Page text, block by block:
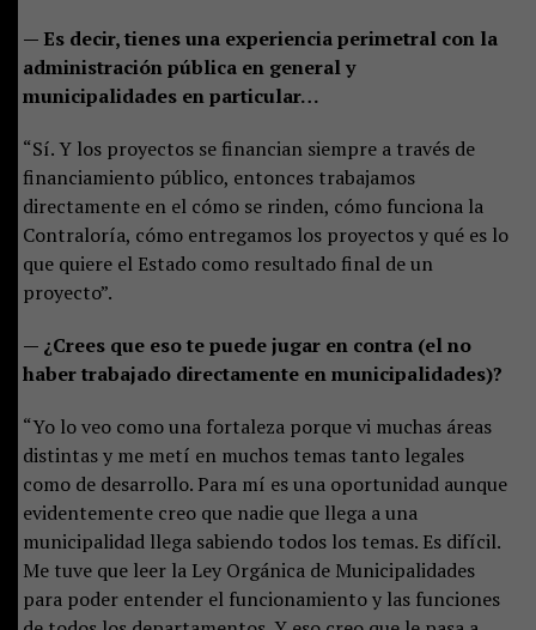
— Es decir, tienes una experiencia perimetral con la
administración pública en general y
municipalidades en particular…
“Sí. Y los proyectos se financian siempre a través de
financiamiento público, entonces trabajamos
directamente en el cómo se rinden, cómo funciona la
Contraloría, cómo entregamos los proyectos y qué es lo
que quiere el Estado como resultado final de un
proyecto”.
— ¿Crees que eso te puede jugar en contra (el no
haber trabajado directamente en municipalidades)?
“Yo lo veo como una fortaleza porque vi muchas áreas
distintas y me metí en muchos temas tanto legales
como de desarrollo. Para mí es una oportunidad aunque
evidentemente creo que nadie que llega a una
municipalidad llega sabiendo todos los temas. Es difícil.
Me tuve que leer la Ley Orgánica de Municipalidades
para poder entender el funcionamiento y las funciones